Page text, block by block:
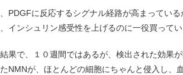
PDGFに反応するシグナル経路が高まってい
インシュリン感受性を上げるのに一役買って
果で、１０週間ではあるが、検出された効果
NMNが、ほとんどの細胞にちゃんと侵入し、